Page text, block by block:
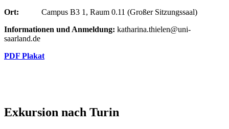
Ort: Campus B3 1, Raum 0.11 (Großer Sitzungssaal)
Informationen und Anmeldung: katharina.thielen@uni-
saarland.de
PDF Plakat
Exkursion nach Turin